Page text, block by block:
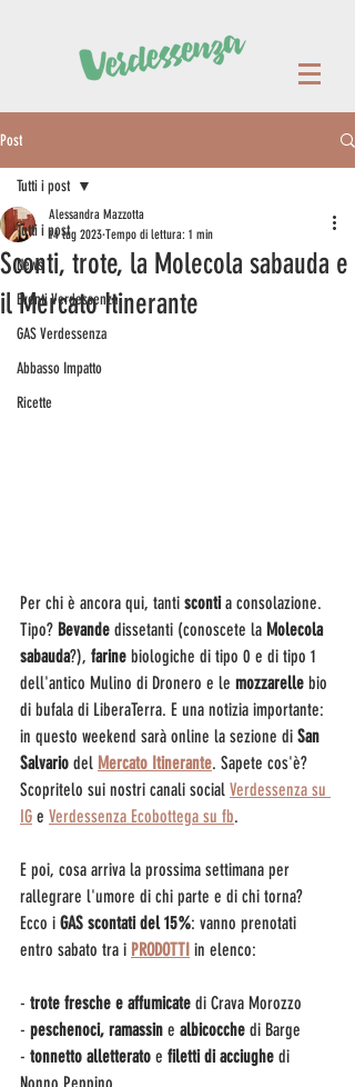
Post
Tutti i post
News
Eventi Verdessenza
GAS Verdessenza
Abbasso Impatto
Ricette
Tutti i post
Sconti, trote, la Molecola sabauda e
il Mercato Itinerante
Alessandra Mazzotta
14 lug 2023 Tempo di lettura: 1 min
Per chi è ancora qui, tanti sconti a consolazione.
Tipo? Bevande dissetanti (conoscete la Molecola
sabauda?), farine biologiche di tipo 0 e di tipo 1
dell'antico Mulino di Dronero e le mozzarelle bio
di bufala di LiberaTerra. E una notizia importante:
in questo weekend sarà online la sezione di San
Salvario del Mercato Itinerante. Sapete cos'è?
Scopritelo sui nostri canali social Verdessenza su
IG e Verdessenza Ecobottega su fb.
E poi, cosa arriva la prossima settimana per
rallegrare l'umore di chi parte e di chi torna?
Ecco i GAS scontati del 15%: vanno prenotati
entro sabato tra i PRODOTTI in elenco:
- trote fresche e affumicate di Crava Morozzo
- peschenoci, ramassin e albicocche di Barge
- tonnetto alletterato e filetti di acciughe di
Nonno Peppino